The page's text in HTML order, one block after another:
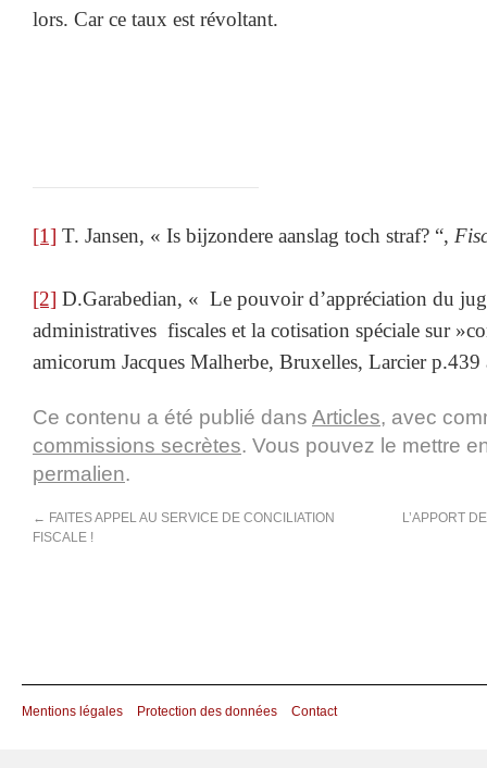
lors. Car ce taux est révoltant.
[1] T. Jansen, « Is bijzondere aanslag toch straf? “,
[2] D.Garabedian, « Le pouvoir d’appréciation du
administratives fiscales et la cotisation spéciale sur
amicorum Jacques Malherbe, Bruxelles, Larcier p.439
Ce contenu a été publié dans Articles, avec
commissions secrètes. Vous pouvez le mettre
permalien.
← FAITES APPEL AU SERVICE DE CONCILIATION
FISCALE !
L’APPORT
Mentions légales Protection des données Contact